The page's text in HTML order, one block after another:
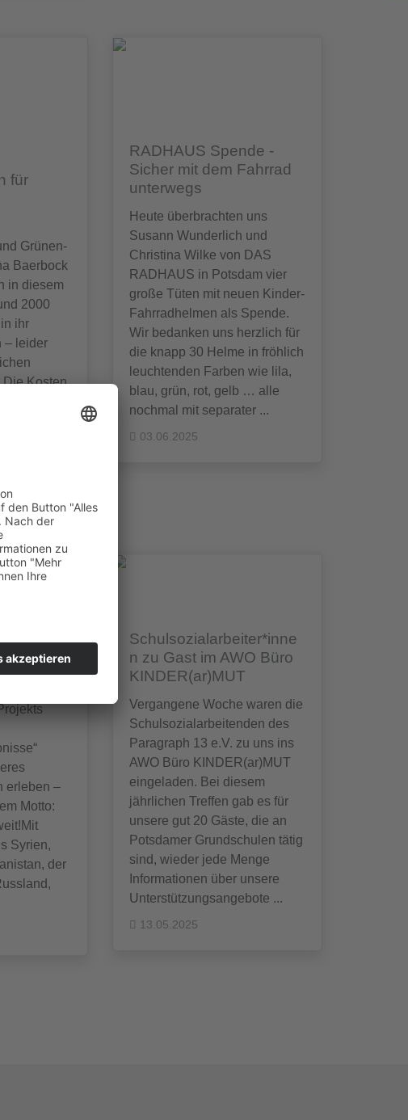
für
Grünen-
Baerbock
in diesem
2000
ihr
– leider
Die Kosten
RADHAUS Spende -
Sicher mit dem Fahrrad
unterwegs
Heute überbrachten uns
Susann Wunderlich und
Christina Wilke von DAS
RADHAUS in Potsdam vier
große Tüten mit neuen Kinder-
Fahrradhelmen als Spende.
Wir bedanken uns herzlich für
die knapp 30 Helme in fröhlich
leuchtenden Farben wie lila,
blau, grün, rot, gelb … alle
nochmal mit separater ...
03.06.2025
aller
wir im
erleben –
Motto:
Syrien,
der
Schulsozialarbeiter*inne
n zu Gast im AWO Büro
KINDER(ar)MUT
Vergangene Woche waren die
Schulsozialarbeitenden des
Paragraph 13 e.V. zu uns ins
AWO Büro KINDER(ar)MUT
eingeladen. Bei diesem
jährlichen Treffen gab es für
unsere gut 20 Gäste, die an
Potsdamer Grundschulen tätig
sind, wieder jede Menge
Informationen über unsere
Unterstützungsangebote ...
13.05.2025